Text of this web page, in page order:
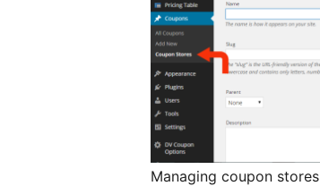
Managing coupon stores